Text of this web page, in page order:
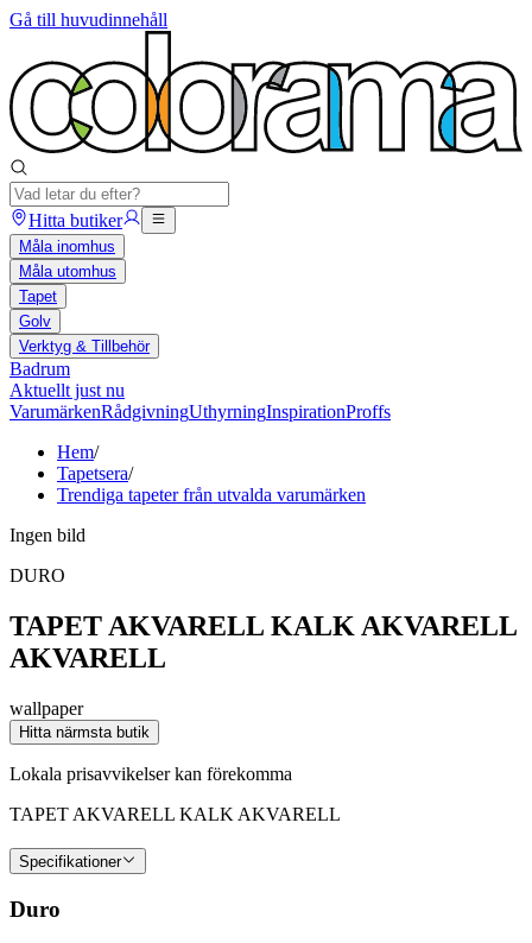
Gå till huvudinnehåll
Hitta butiker
Måla inomhus
Måla utomhus
Tapet
Golv
Verktyg & Tillbehör
Badrum
Aktuellt just nu
VarumärkenRådgivningUthyrningInspirationProffs
Hem/
Tapetsera/
Trendiga tapeter från utvalda varumärken
Ingen bild
DURO
TAPET AKVARELL KALK AKVARELL
AKVARELL
wallpaper
Hitta närmsta butik
Lokala prisavvikelser kan förekomma
TAPET AKVARELL KALK AKVARELL
Specifikationer
Duro